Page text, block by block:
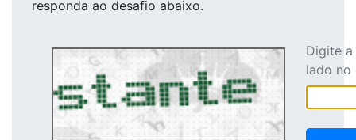
responda ao desafio abaixo.
Digite
lado no